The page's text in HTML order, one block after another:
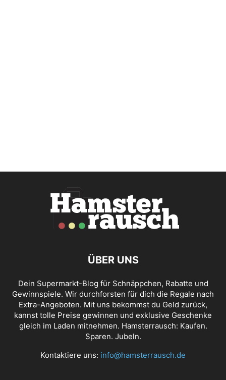
ÜBER UNS
Dein Supermarkt-Blog für Schnäppchen, Rabatte und
Gewinnspiele. Wir durchforsten für dich die Regale nach
Extra-Angeboten. Mit uns bekommst du Geld zurück,
kannst tolle Preise gewinnen und exklusive Geschenke
gleich im Laden mitnehmen. Hamsterrausch: Kaufen.
Sparen. Jubeln.
Kontaktiere uns: info@hamsterrausch.de